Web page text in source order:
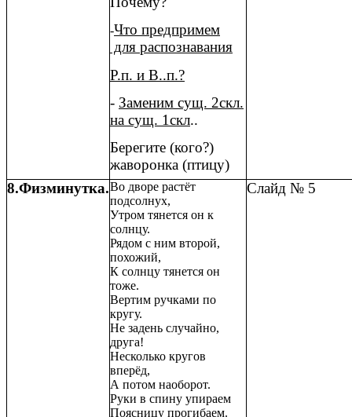
-Что предпримем
для распознавания
Р.п. и В..п.?
- Заменим сущ. 2скл.
на сущ. 1скл..
Берегите (кого?)
жаворонка (птицу)
8.Физминутка.Во дворе растёт
подсолнух,
Утром тянется он к
солнцу.
Рядом с ним второй,
похожий,
К солнцу тянется он
тоже.
Вертим ручками по
кругу.
Не задень случайно,
друга!
Несколько кругов
вперёд,
А потом наоборот.
Руки в спину упираем
Поясницу прогибаем.
Слайд № 5